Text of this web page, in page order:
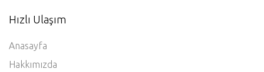
Hızlı Ulaşım
Anasayfa
Hakkımızda